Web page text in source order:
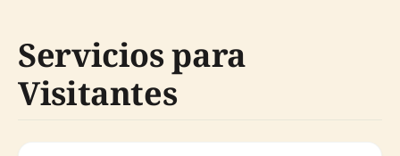
Servicios para
Visitantes